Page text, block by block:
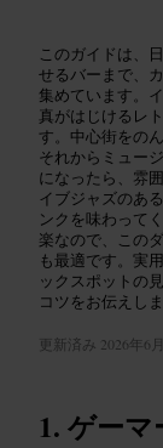
このガイドは、
せるバーまで、
集めています。
真がはじけるレ
す。中心街をの
それからミュー
になったら、雰
イブジャズのあ
ンクを味わって
楽なので、この
も最適です。実
ックスポットの
コツをお伝えしま
更新済み 2026年6
ゲーマ